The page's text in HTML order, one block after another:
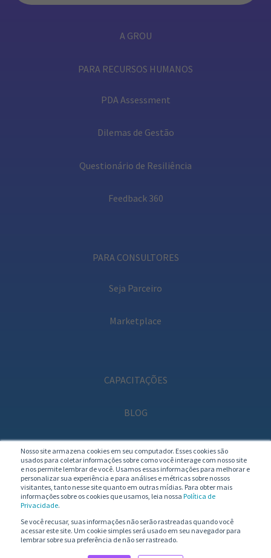
Nosso site armazena cookies em seu computador. Esses cookies são
usados para coletar informações sobre como você interage com nosso site
e nos permite lembrar de você. Usamos essas informações para melhorar e
personalizar sua experiência e para análises e métricas sobre nossos
visitantes, tanto nesse site quanto em outras mídias. Para obter mais
informações sobre os cookies que usamos, leia nossa Política de
Privacidade.
Se você recusar, suas informações não serão rastreadas quando você
acessar este site. Um cookie simples será usado em seu navegador para
lembrar sobre sua preferência de não ser rastreado.
A GROU
PARA RECURSOS HUMANOS
PDA Assessment
Dilemas de Gestão
Questionário de Resiliência
Feedback 360
PARA CONSULTORES
Seja Parceiro
Marketplace
CAPACITAÇÕES
BLOG
PODCAST